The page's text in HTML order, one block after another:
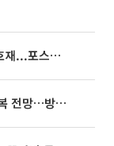
[증시키워드] 반도체 충격 뚫은 개별 호재...포스코퓨처엠·에코프로·한화솔루션 '눈길'
iM "LIG D&A, 천궁-II 매출 하반기 회복 전망…방산 톱픽 유지"